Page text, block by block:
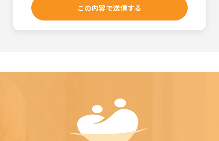
介護WAOの利用者は介護WAOの利用に関して適用される、以
下の利用規約を承認するものとします。
変更または停止することができるものとします。サービス変
更・停止の際、当社はできうる限りの方法で、利用者に対し
てその旨を事前に告知するものとします。但し、天災などや
むを得ぬ場合は事前に告知することなく、サービスを変更・
停止できるものとします。 サービスの変更または停止に伴